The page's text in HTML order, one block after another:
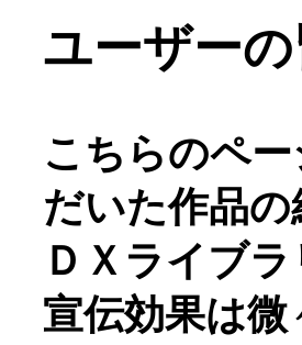
ユーザー
こちらのペ
だいた作品
ＤＸライブ
宣伝効果は